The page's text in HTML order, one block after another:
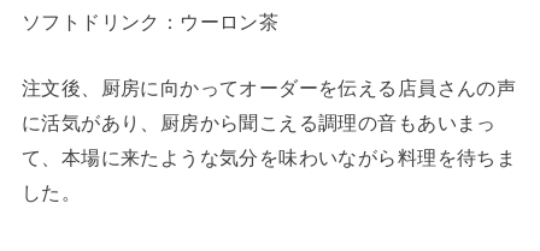
ソフトドリンク：ウーロン茶
注文後、厨房に向かってオーダーを伝える店員さんの声
に活気があり、厨房から聞こえる調理の音もあいまっ
て、本場に来たような気分を味わいながら料理を待ちま
した。